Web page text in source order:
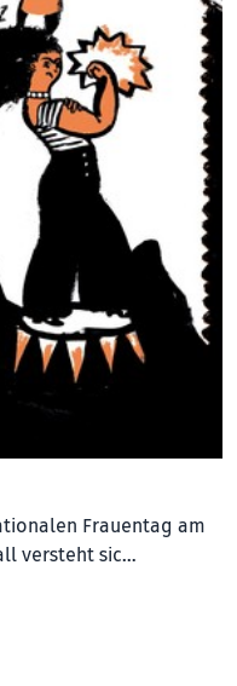
Frauentag am
versteht sic…